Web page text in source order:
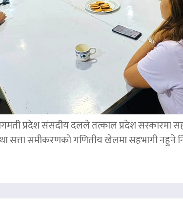
बागमती प्रदेश संसदीय दलले तत्काल प्रदेश
समीकरणको गणितीय खेलमा सहभागी नहुने